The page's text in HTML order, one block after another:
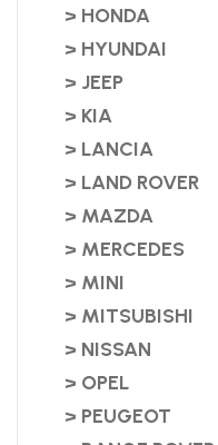
> HONDA
> HYUNDAI
> JEEP
> KIA
> LANCIA
> LAND ROVER
> MAZDA
> MERCEDES
> MINI
> MITSUBISHI
> NISSAN
> OPEL
> PEUGEOT